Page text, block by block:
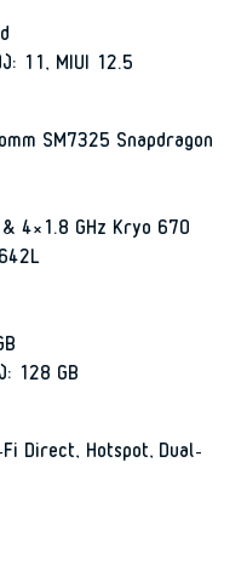
11, MIUI 12.5
SM7325 Snapdragon
4×1.8 GHz Kryo 670
128 GB
Direct, Hotspot, Dual-